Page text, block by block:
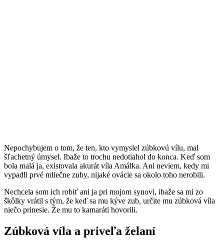
Nepochybujem o tom, že ten, kto vymyslel zúbkovú vílu, mal
šľachetný úmysel. Ibaže to trochu nedotiahol do konca. Keď som
bola malá ja, existovala akurát víla Amálka. Ani neviem, kedy mi
vypadli prvé mliečne zuby, nijaké ovácie sa okolo toho nerobili.
Nechcela som ich robiť ani ja pri mojom synovi, ibaže sa mi zo
škôlky vrátil s tým, že keď sa mu kýve zub, určite mu zúbková víla
niečo prinesie. Že mu to kamaráti hovorili.
Zúbková víla a priveľa želaní